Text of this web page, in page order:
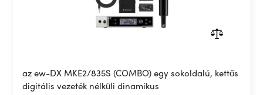
az ew-DX MKE2/835S (COMBO) egy sokoldalú, kettős
digitális vezeték nélküli dinamikus